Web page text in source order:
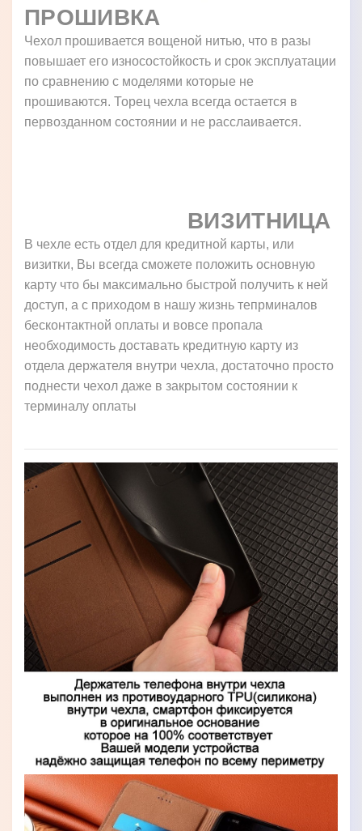
ПРОШИВКА
Чехол прошивается вощеной нитью, что в разы
повышает его износостойкость и срок эксплуатации
по сравнению с моделями которые не
прошиваются. Торец чехла всегда остается в
первозданном состоянии и не расслаивается.
ВИЗИТНИЦА
В чехле есть отдел для кредитной карты, или
визитки, Вы всегда сможете положить основную
карту что бы максимально быстрой получить к ней
доступ, а с приходом в нашу жизнь тепрминалов
бесконтактной оплаты и вовсе пропала
необходимость доставать кредитную карту из
отдела держателя внутри чехла, достаточно просто
поднести чехол даже в закрытом состоянии к
терминалу оплаты